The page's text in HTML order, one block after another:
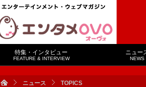
特集・インタビュー
FEATURE & INTERVIEW
ニュー
NEWS
ニュース TOPICS